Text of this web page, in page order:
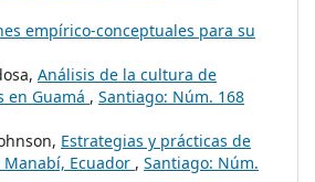
empírico-conceptuales para su
Análisis de la cultura de
en Guamá , Santiago: Núm. 168
Estrategias y prácticas de
Ecuador , Santiago: Núm.